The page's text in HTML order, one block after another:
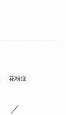
花粉症